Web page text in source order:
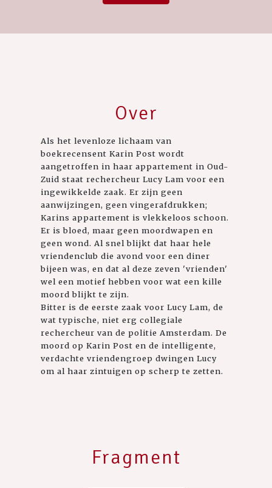
Over
Als het levenloze lichaam van
boekrecensent Karin Post wordt
aangetroffen in haar appartement in Oud-
Zuid staat rechercheur Lucy Lam voor een
ingewikkelde zaak. Er zijn geen
aanwijzingen, geen vingerafdrukken;
Karins appartement is vlekkeloos schoon.
Er is bloed, maar geen moordwapen en
geen wond. Al snel blijkt dat haar hele
vriendenclub die avond voor een diner
bijeen was, en dat al deze zeven 'vrienden'
wel een motief hebben voor wat een kille
moord blijkt te zijn.
Bitter is de eerste zaak voor Lucy Lam, de
wat typische, niet erg collegiale
rechercheur van de politie Amsterdam. De
moord op Karin Post en de intelligente,
verdachte vriendengroep dwingen Lucy
om al haar zintuigen op scherp te zetten.
Fragment